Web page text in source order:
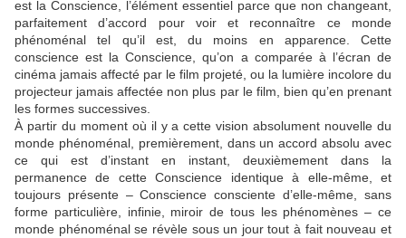
est la Conscience, l’élément essentiel parce que non changeant,
parfaitement d’accord pour voir et reconnaître ce monde
phénoménal tel qu’il est, du moins en apparence. Cette
conscience est la Conscience, qu’on a comparée à l’écran de
cinéma jamais affecté par le film projeté, ou la lumière incolore du
projecteur jamais affectée non plus par le film, bien qu’en prenant
les formes successives.
À partir du moment où il y a cette vision absolument nouvelle du
monde phénoménal, premièrement, dans un accord absolu avec
ce qui est d’instant en instant, deuxièmement dans la
permanence de cette Conscience identique à elle-même, et
toujours présente – Conscience consciente d’elle-même, sans
forme particulière, infinie, miroir de tous les phénomènes – ce
monde phénoménal se révèle sous un jour tout à fait nouveau et